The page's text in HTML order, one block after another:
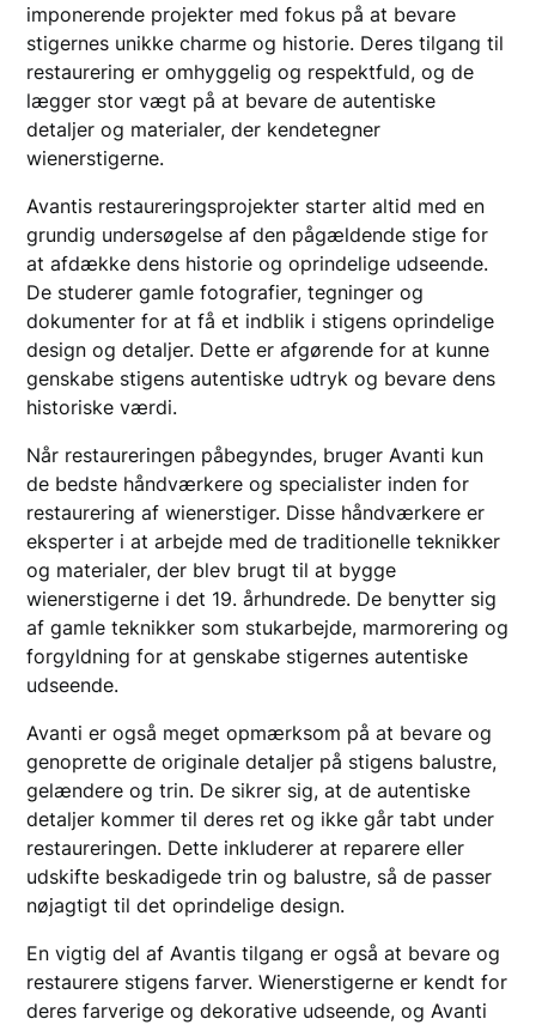
imponerende projekter med fokus på at bevare
stigernes unikke charme og historie. Deres tilgang til
restaurering er omhyggelig og respektfuld, og de
lægger stor vægt på at bevare de autentiske
detaljer og materialer, der kendetegner
wienerstigerne.
Avantis restaureringsprojekter starter altid med en
grundig undersøgelse af den pågældende stige for
at afdække dens historie og oprindelige udseende.
De studerer gamle fotografier, tegninger og
dokumenter for at få et indblik i stigens oprindelige
design og detaljer. Dette er afgørende for at kunne
genskabe stigens autentiske udtryk og bevare dens
historiske værdi.
Når restaureringen påbegyndes, bruger Avanti kun
de bedste håndværkere og specialister inden for
restaurering af wienerstiger. Disse håndværkere er
eksperter i at arbejde med de traditionelle teknikker
og materialer, der blev brugt til at bygge
wienerstigerne i det 19. århundrede. De benytter sig
af gamle teknikker som stukarbejde, marmorering og
forgyldning for at genskabe stigernes autentiske
udseende.
Avanti er også meget opmærksom på at bevare og
genoprette de originale detaljer på stigens balustre,
gelændere og trin. De sikrer sig, at de autentiske
detaljer kommer til deres ret og ikke går tabt under
restaureringen. Dette inkluderer at reparere eller
udskifte beskadigede trin og balustre, så de passer
nøjagtigt til det oprindelige design.
En vigtig del af Avantis tilgang er også at bevare og
restaurere stigens farver. Wienerstigerne er kendt for
deres farverige og dekorative udseende, og Avanti